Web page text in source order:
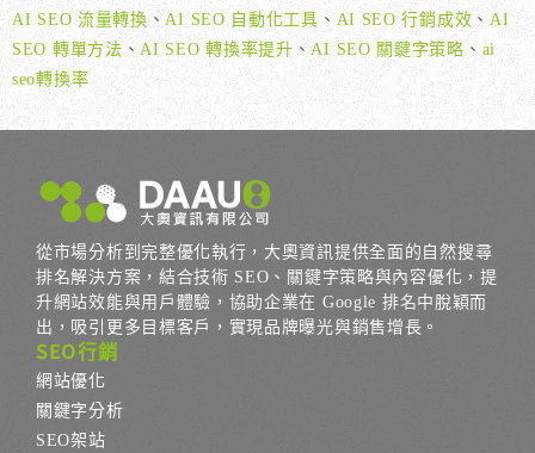
籤
AI SEO 流量轉換 、 AI SEO 自動化工具 、 AI SEO 行銷成效 、 AI
SEO 轉單方法 、 AI SEO 轉換率提升 、 AI SEO 關鍵字策略 、 ai
seo轉換率
從市場分析到完整優化執行，大奧資訊提供全面的自然搜尋
排名解決方案，結合技術 SEO、關鍵字策略與內容優化，提
升網站效能與用戶體驗，協助企業在 Google 排名中脫穎而
出，吸引更多目標客戶，實現品牌曝光與銷售增長。
SEO行銷
網站優化
關鍵字分析
SEO架站